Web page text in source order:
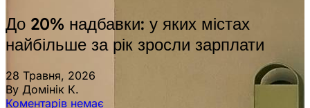
До 20% надбавки: у яких містах
найбільше за рік зросли зарплати
28 Травня, 2026
By Домінік К.
Коментарів немає